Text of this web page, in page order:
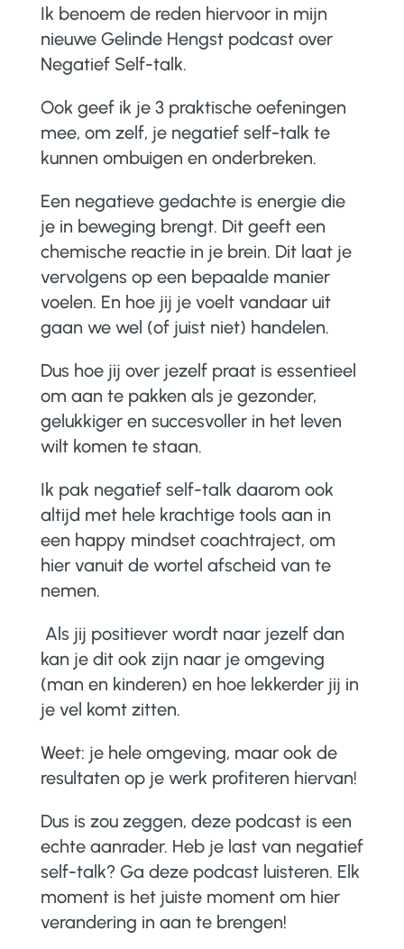
Ik benoem de reden hiervoor in mijn
nieuwe Gelinde Hengst podcast over
Negatief Self-talk.
Ook geef ik je 3 praktische oefeningen
mee, om zelf, je negatief self-talk te
kunnen ombuigen en onderbreken.
Een negatieve gedachte is energie die
je in beweging brengt. Dit geeft een
chemische reactie in je brein. Dit laat je
vervolgens op een bepaalde manier
voelen. En hoe jij je voelt vandaar uit
gaan we wel (of juist niet) handelen.
Dus hoe jij over jezelf praat is essentieel
om aan te pakken als je gezonder,
gelukkiger en succesvoller in het leven
wilt komen te staan.
Ik pak negatief self-talk daarom ook
altijd met hele krachtige tools aan in
een happy mindset coachtraject, om
hier vanuit de wortel afscheid van te
nemen.
Als jij positiever wordt naar jezelf dan
kan je dit ook zijn naar je omgeving
(man en kinderen) en hoe lekkerder jij in
je vel komt zitten.
Weet: je hele omgeving, maar ook de
resultaten op je werk profiteren hiervan!
Dus is zou zeggen, deze podcast is een
echte aanrader. Heb je last van negatief
self-talk? Ga deze podcast luisteren. Elk
moment is het juiste moment om hier
verandering in aan te brengen!